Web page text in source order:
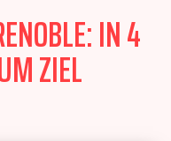
IN 4
ZIEL